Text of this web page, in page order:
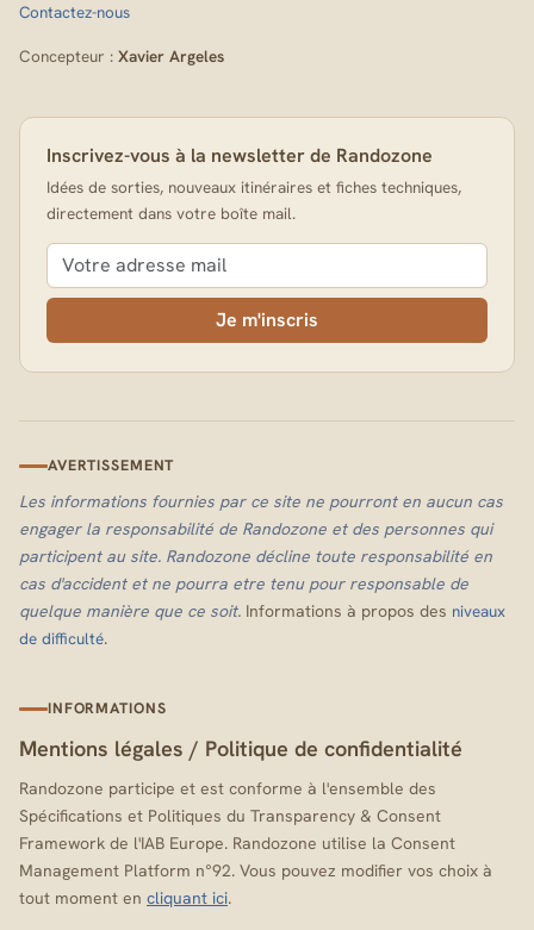
Contactez-nous
Concepteur : Xavier Argeles
Inscrivez-vous à la newsletter de Randozone
Idées de sorties, nouveaux itinéraires et fiches techniques,
directement dans votre boîte mail.
Je m'inscris
AVERTISSEMENT
Les informations fournies par ce site ne pourront en aucun cas
engager la responsabilité de Randozone et des personnes qui
participent au site. Randozone décline toute responsabilité en
cas d'accident et ne pourra etre tenu pour responsable de
quelque manière que ce soit. Informations à propos des niveaux
de difficulté.
INFORMATIONS
Mentions légales / Politique de confidentialité
Randozone participe et est conforme à l'ensemble des
Spécifications et Politiques du Transparency & Consent
Framework de l'IAB Europe. Randozone utilise la Consent
Management Platform n°92. Vous pouvez modifier vos choix à
tout moment en cliquant ici.